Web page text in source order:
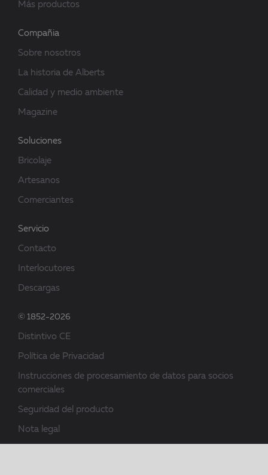
Más productos
Compañia
Sobre nosotros
La historia de Alberts
Calidad y medio ambiente
Magazine
Soluciones
Bricolaje
Artesanos
Comerciantes
Servicio
Contacto
Interlocutores
Descargas
© 1852-2026
Distintivo CE
Política de Privacidad
Instrucciones de procesamiento de datos para socios
comerciales
Seguridad del producto
Nota legal